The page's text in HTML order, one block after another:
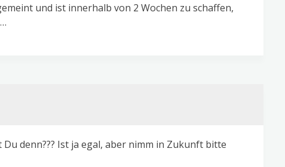
und ist innerhalb von 2 Wochen zu schaffen,
denn??? Ist ja egal, aber nimm in Zukunft bitte